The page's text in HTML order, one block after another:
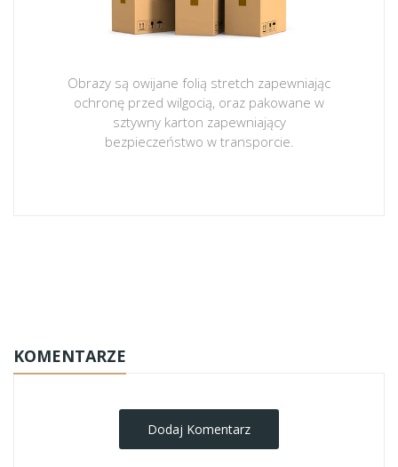
Obrazy są owijane folią stretch zapewniając
ochronę przed wilgocią, oraz pakowane w
sztywny karton zapewniający
bezpieczeństwo w transporcie.
KOMENTARZE
Dodaj Komentarz